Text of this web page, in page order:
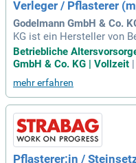
Sie Teil unseres
Verleger / Pflasterer
Godelmann GmbH & Co.
KG ist ein Hersteller von
ßenbereich. Das
n Fliesen, Pflastersteinen,
oolbereichen.
Betriebliche
GmbH & Co. KG | Vollzeit
mehr erfahren
Pflasterer:in /